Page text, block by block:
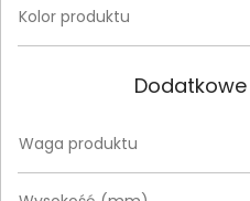
Kolor produktu
Waga produktu